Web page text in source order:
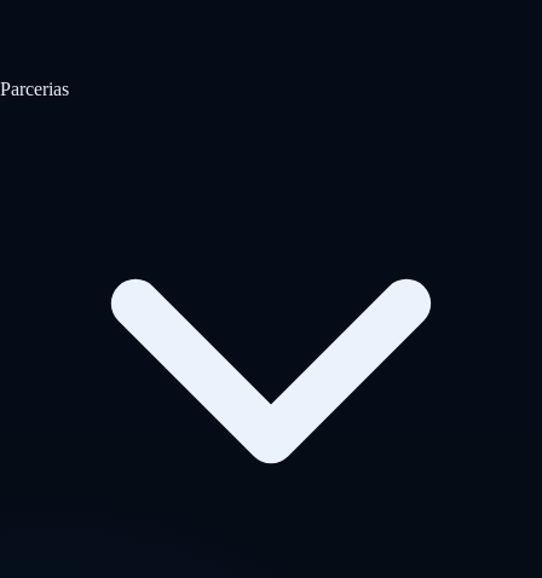
Parcerias